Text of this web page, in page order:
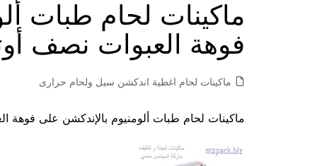
ماكينات لحام طبات
فوهة العبوات نصف
ماكينات لحام اغطية اندكشن سيل ولحام حرارى
ماكينات لحام طبات ألومنيوم بالإندكشن على فوهة العبوات نصف